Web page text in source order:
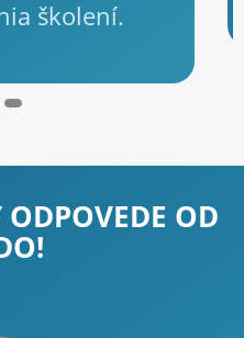
školení.
ODPOVEDE OD